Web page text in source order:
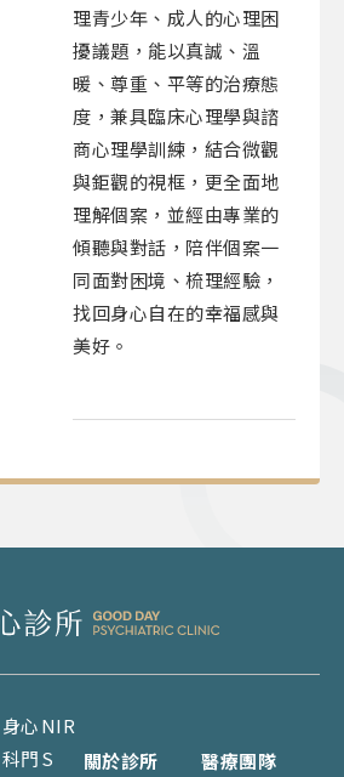
理青少年、成人的心理困
擾議題，能以真誠、溫
暖、尊重、平等的治療態
度，兼具臨床心理學與諮
商心理學訓練，結合微觀
與鉅觀的視框，更全面地
理解個案，並經由專業的
傾聽與對話，陪伴個案一
同面對困境、梳理經驗，
找回身心自在的幸福感與
美好。​
身心
科門
NIR
S
關於診所 醫療團隊